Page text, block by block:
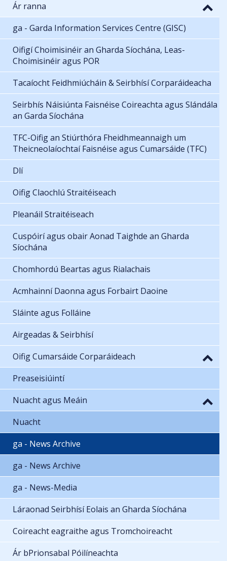
Ár ranna
ga - Garda Information Services Centre (GISC)
Oifigí Choimisinéir an Gharda Síochána, Leas-
Choimisinéir agus POR
Tacaíocht Feidhmiúcháin & Seirbhísí Corparáideacha
Seirbhís Náisiúnta Faisnéise Coireachta agus Slándála
an Garda Síochána
TFC-Oifig an Stiúrthóra Fheidhmeannaigh um
Theicneolaíochtaí Faisnéise agus Cumarsáide (TFC)
Dlí
Oifig Claochlú Straitéiseach
Pleanáil Straitéiseach
Cuspóirí agus obair Aonad Taighde an Gharda
Síochána
Chomhordú Beartas agus Rialachais
Acmhainní Daonna agus Forbairt Daoine
Sláinte agus Folláine
Airgeadas & Seirbhísí
Oifig Cumarsáide Corparáideach
Preaseisiúintí
Nuacht agus Meáin
Nuacht
ga - News Archive
ga - News Archive
ga - News-Media
Láraonad Seirbhísí Eolais an Gharda Síochána
Coireacht eagraithe agus Tromchoireacht
Ár bPrionsabal Póilíneachta